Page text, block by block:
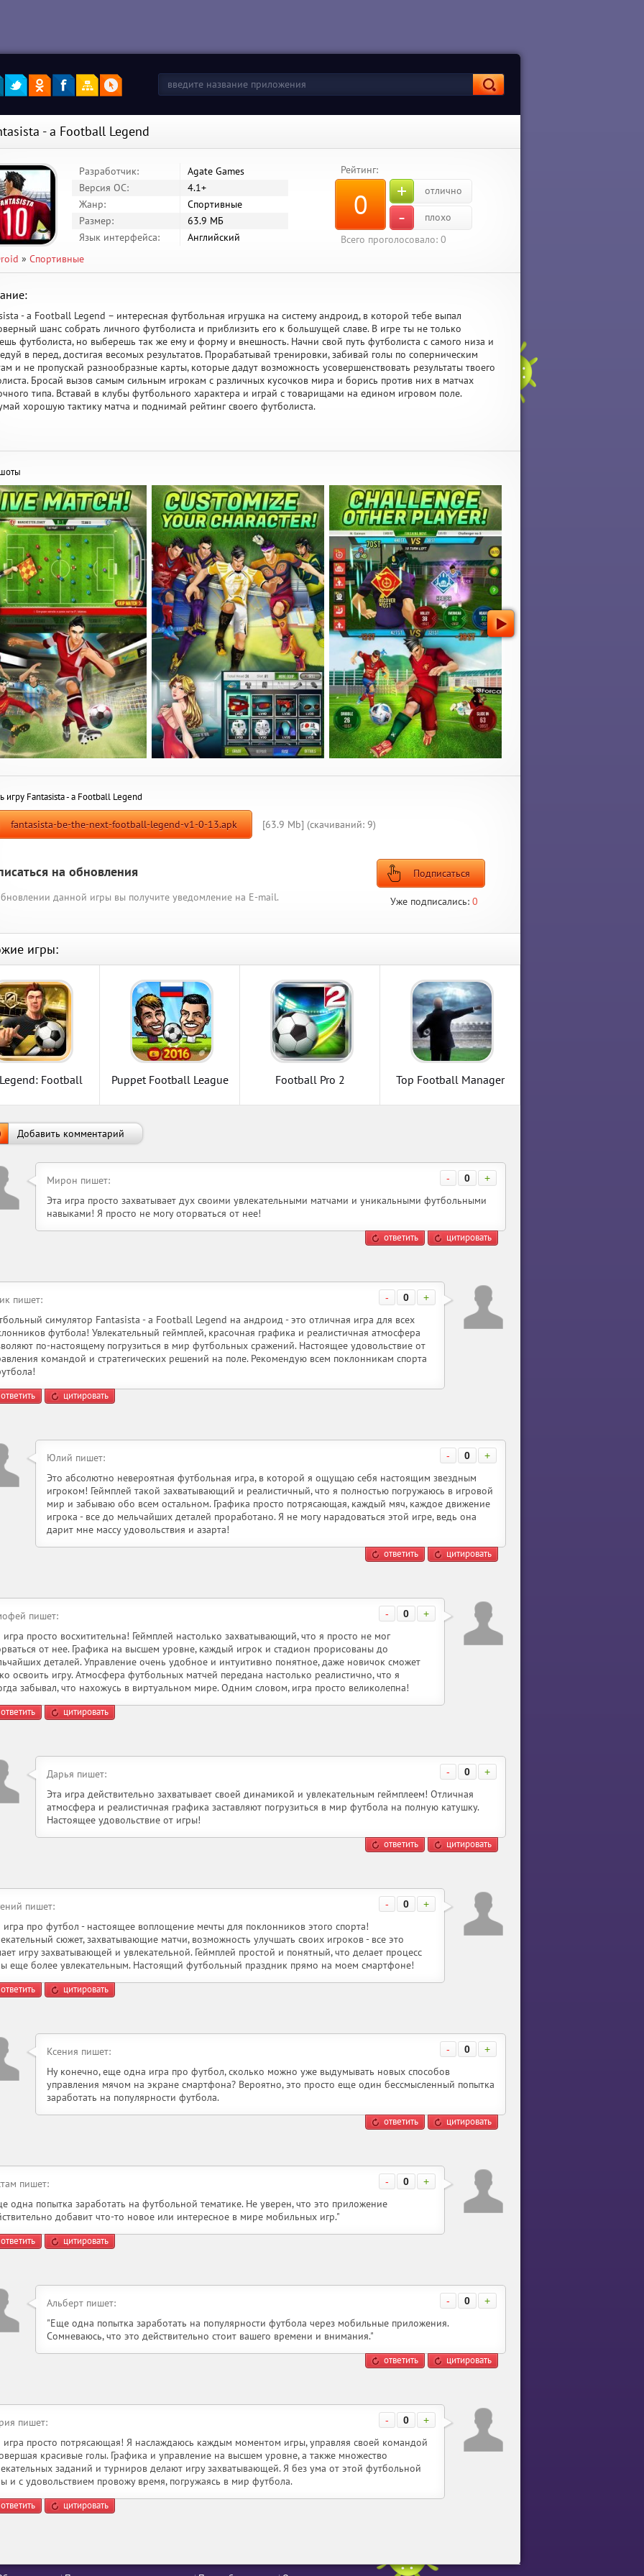
- a Football Legend
Разработчик:
Agate Games
Версия ОС:
4.1+
Жанр:
Спортивные
Размер:
63.9 МБ
Язык интерфейса:
Английский
Рейтинг:
0 + отлично
-
плохо
Всего проголосовало: 0
» Спортивные
- a Football Legend – интересная футбольная игрушка на систему андроид, в которой тебе выпал
шанс собрать личного футболиста и приблизить его к большущей славе. В игре ты не только
футболиста, но выберешь так же ему и форму и внешность. Начни свой путь футболиста с самого низа и
в перед, достигая весомых результатов. Прорабатывай тренировки, забивай голы по соперническим
и не пропускай разнообразные карты, которые дадут возможность усовершенствовать результаты твоего
Бросай вызов самым сильным игрокам с различных кусочков мира и борись против них в матчах
типа. Вставай в клубы футбольного характера и играй с товарищами на едином игровом поле.
хорошую тактику матча и поднимай рейтинг своего футболиста.
игру Fantasista - a Football Legend
fantasista-be-the-next-football-legend-v1-0-13.apk [63.9 Mb] (cкачиваний: 9)
на обновления
данной игры вы получите уведомление на E-mail.
Подписаться
Уже подписались: 0
игры:
Football
Puppet Football League
Football Pro 2
Top Football Manager
Добавить комментарий
- 0 +
Мирон пишет:
Эта игра просто захватывает дух своими увлекательными матчами и уникальными футбольными
навыками! Я просто не могу оторваться от нее!
ответить цитировать
- 0 +
пишет:
симулятор Fantasista - a Football Legend на андроид - это отличная игра для всех
футбола! Увлекательный геймплей, красочная графика и реалистичная атмосфера
по-настоящему погрузиться в мир футбольных сражений. Настоящее удовольствие от
командой и стратегических решений на поле. Рекомендую всем поклонникам спорта
ответить цитировать
- 0 +
Юлий пишет:
Это абсолютно невероятная футбольная игра, в которой я ощущаю себя настоящим звездным
игроком! Геймплей такой захватывающий и реалистичный, что я полностью погружаюсь в игровой
мир и забываю обо всем остальном. Графика просто потрясающая, каждый мяч, каждое движение
игрока - все до мельчайших деталей проработано. Я не могу нарадоваться этой игре, ведь она
дарит мне массу удовольствия и азарта!
ответить цитировать
- 0 +
пишет:
игра просто восхитительна! Геймплей настолько захватывающий, что я просто не мог
от нее. Графика на высшем уровне, каждый игрок и стадион прорисованы до
деталей. Управление очень удобное и интуитивно понятное, даже новичок сможет
освоить игру. Атмосфера футбольных матчей передана настолько реалистично, что я
забывал, что нахожусь в виртуальном мире. Одним словом, игра просто великолепна!
ответить цитировать
- 0 +
Дарья пишет:
Эта игра действительно захватывает своей динамикой и увлекательным геймплеем! Отличная
атмосфера и реалистичная графика заставляют погрузиться в мир футбола на полную катушку.
Настоящее удовольствие от игры!
ответить цитировать
- 0 +
пишет:
игра про футбол - настоящее воплощение мечты для поклонников этого спорта!
сюжет, захватывающие матчи, возможность улучшать своих игроков - все это
игру захватывающей и увлекательной. Геймплей простой и понятный, что делает процесс
еще более увлекательным. Настоящий футбольный праздник прямо на моем смартфоне!
ответить цитировать
- 0 +
Ксения пишет:
Ну конечно, еще одна игра про футбол, сколько можно уже выдумывать новых способов
управления мячом на экране смартфона? Вероятно, это просто еще один бессмысленный попытка
заработать на популярности футбола.
ответить цитировать
- 0 +
пишет:
одна попытка заработать на футбольной тематике. Не уверен, что это приложение
добавит что-то новое или интересное в мире мобильных игр."
ответить цитировать
- 0 +
Альберт пишет:
"Еще одна попытка заработать на популярности футбола через мобильные приложения.
Сомневаюсь, что это действительно стоит вашего времени и внимания."
ответить цитировать
- 0 +
пишет:
игра просто потрясающая! Я наслаждаюсь каждым моментом игры, управляя своей командой
красивые голы. Графика и управление на высшем уровне, а также множество
заданий и турниров делают игру захватывающей. Я без ума от этой футбольной
и с удовольствием провожу время, погружаясь в мир футбола.
ответить цитировать